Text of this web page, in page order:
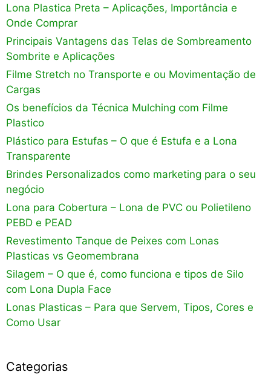
Lona Plastica Preta – Aplicações, Importância e
Onde Comprar
Principais Vantagens das Telas de Sombreamento
Sombrite e Aplicações
Filme Stretch no Transporte e ou Movimentação de
Cargas
Os benefícios da Técnica Mulching com Filme
Plastico
Plástico para Estufas – O que é Estufa e a Lona
Transparente
Brindes Personalizados como marketing para o seu
negócio
Lona para Cobertura – Lona de PVC ou Polietileno
PEBD e PEAD
Revestimento Tanque de Peixes com Lonas
Plasticas vs Geomembrana
Silagem – O que é, como funciona e tipos de Silo
com Lona Dupla Face
Lonas Plasticas – Para que Servem, Tipos, Cores e
Como Usar
Categorias